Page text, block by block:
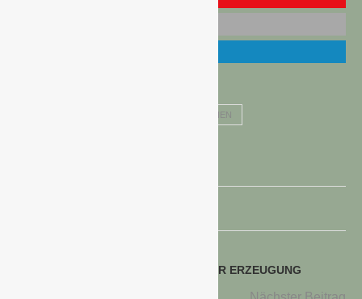
BEGONIEN
OBST UND GEMÜSE AUS HEIMISCHER ERZEUGUNG